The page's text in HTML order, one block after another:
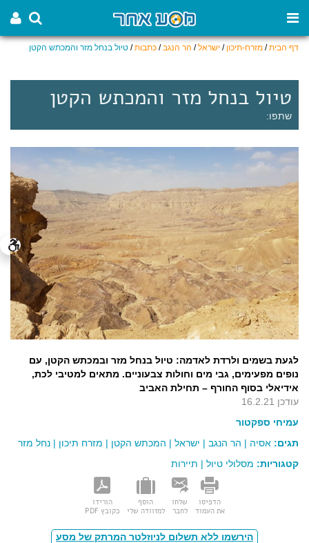
דף הבית/ מזרח-תיכון / ישראל/ הר הנגב/ כתבות/ טיול בנחל מזר והמכתש הקטן
טיול בנחל מזר והמכתש הקטן
שתפו:
לגעת בשמים ולרדת לאדמה: טיול בנחל מזר ובמכתש הקטן, עם
נופים מפעימים, גבי מים וחולות צבעוניים. מתאים למטיבי לכת,
אידיאלי בסוף החורף – תחילת האביב
עודכן 16.2.21
עמיחי ספקטור
תגים: אסיה | הר הנגב | ישראל | המכתש הקטן | מזרח תיכון | נחל מזר
קטגוריות: מסלולי טיול | תיירות
הדפיסו
את העמוד
שלחו
לחבר
הוסף
למזוודה שלי
הורידו
כקובץ PDF
הירשמו ללא תשלום לניוזלטר המרתק של מסע